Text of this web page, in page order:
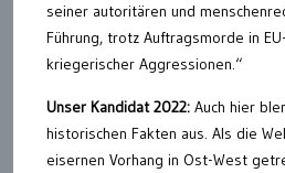
seiner autoritären und
Führung, trotz Auftragsmorde in
kriegerischer Aggressionen.“
Unser Kandidat 2022: Auch hier
historischen Fakten aus. Als die
eisernen Vorhang in Ost-West